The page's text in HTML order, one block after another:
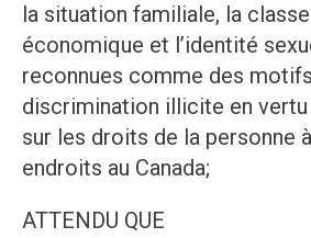
la situation familiale, la
économique et l’identité
reconnues comme des
discrimination illicite en
sur les droits de la personne
endroits au Canada;
ATTENDU QUE